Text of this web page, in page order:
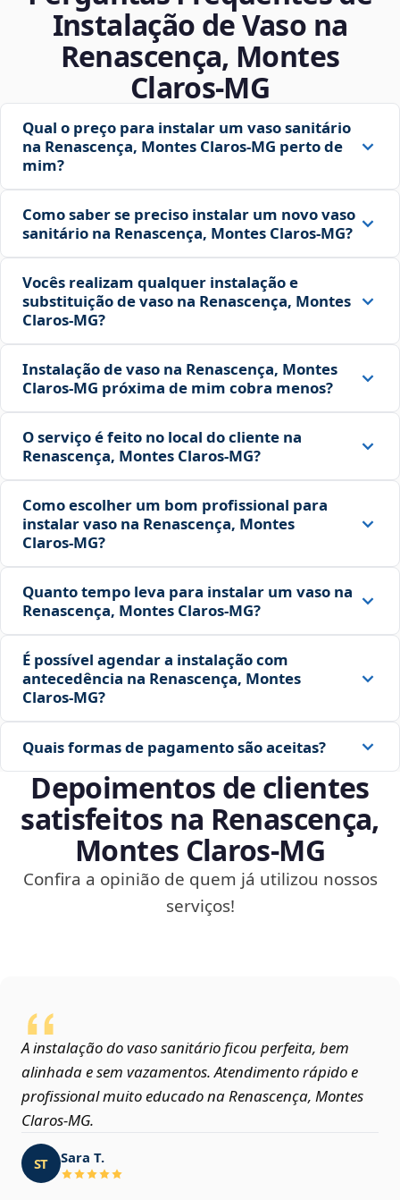
Instalação de Vaso na
Renascença, Montes
Claros‑MG
Qual o preço para instalar um vaso sanitário
na Renascença, Montes Claros‑MG perto de
mim?
Como saber se preciso instalar um novo vaso
sanitário na Renascença, Montes Claros‑MG?
Vocês realizam qualquer instalação e
substituição de vaso na Renascença, Montes
Claros‑MG?
Instalação de vaso na Renascença, Montes
Claros‑MG próxima de mim cobra menos?
O serviço é feito no local do cliente na
Renascença, Montes Claros‑MG?
Como escolher um bom profissional para
instalar vaso na Renascença, Montes
Claros‑MG?
Quanto tempo leva para instalar um vaso na
Renascença, Montes Claros‑MG?
É possível agendar a instalação com
antecedência na Renascença, Montes
Claros‑MG?
Quais formas de pagamento são aceitas?
Depoimentos de clientes
satisfeitos na Renascença,
Montes Claros‑MG
Confira a opinião de quem já utilizou nossos
serviços!
A instalação do vaso sanitário ficou perfeita, bem
alinhada e sem vazamentos. Atendimento rápido e
profissional muito educado na Renascença, Montes
Claros‑MG.
ST Sara T.